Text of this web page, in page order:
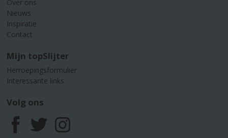
Over ons
Nieuws
Inspiratie
Contact
Mijn topSlijter
Herroepingsformulier
Interessante links
Volg ons
F T I